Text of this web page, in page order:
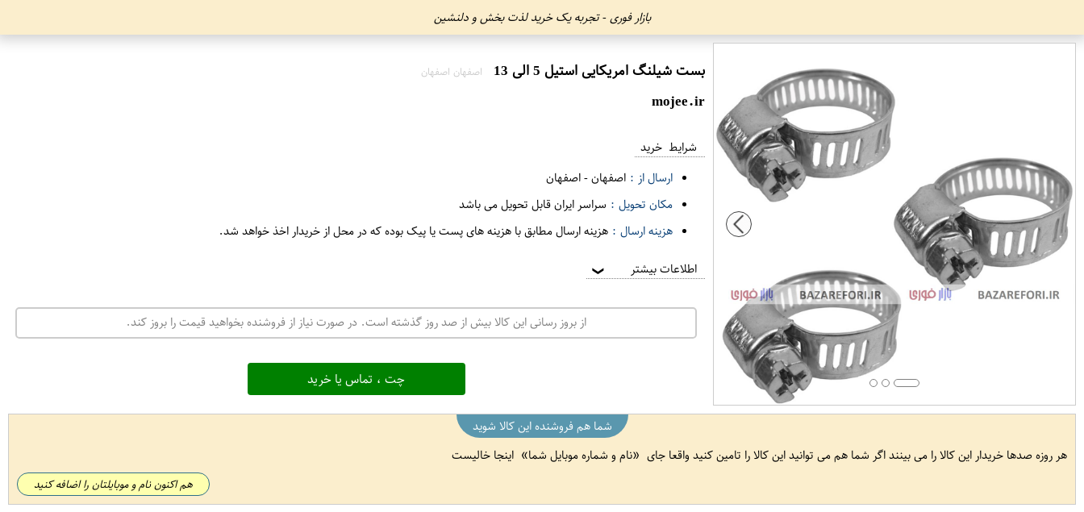
بازار فوری - تجربه یک خرید لذت بخش و دلنشین
بست شیلنگ امریکایی استیل 5 الی 13 اصفهان اصفهان
mojee.ir
شرایط خرید
ارسال از : اصفهان-اصفهان
مکان تحویل : سراسر ایران قابل تحویل می باشد
هزینه ارسال : هزینه ارسال مطابق با هزینه های پست یا پیک بوده که در محل از خریدار اخذ خواهد شد.
اطلاعات بیشتر ❯
از بروز رسانی این کالا بیش از صد روز گذشته است. در صورت نیاز از فروشنده بخواهید قیمت را بروز کند.
چت ، تماس یا خرید
شما هم فروشنده این کالا شوید
هر روزه صدها خریدار این کالا را می بینند اگر شما هم می توانید این کالا را تامین کنید واقعا جای
نام و شماره موبایل شما اینجا خالیست
هم اکنون نام و موبایلتان را اضافه کنید